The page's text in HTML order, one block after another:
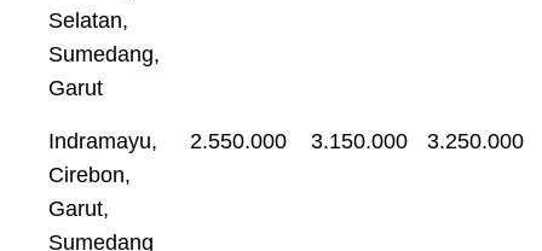
Selatan,
Sumedang,
Garut
Indramayu,
Cirebon,
Garut,
Sumedang
2.550.000 3.150.000 3.250.000